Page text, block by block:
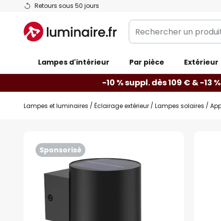
Retours sous 50 jours
Allez
contenu
Rechercher
un
catégorie...
Lampes d'intérieur Par pièce Extérieur
-10 % suppl. dès 109 € & -13
Lampes et luminaires Éclairage extérieur Lampes solaires
Sponsorisé
images